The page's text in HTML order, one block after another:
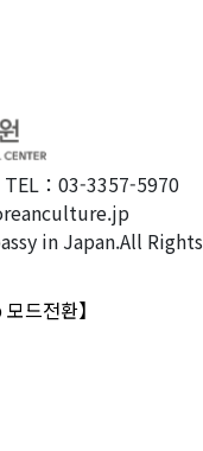
：03-3357-5970
in Japan.All Rights
드전환】